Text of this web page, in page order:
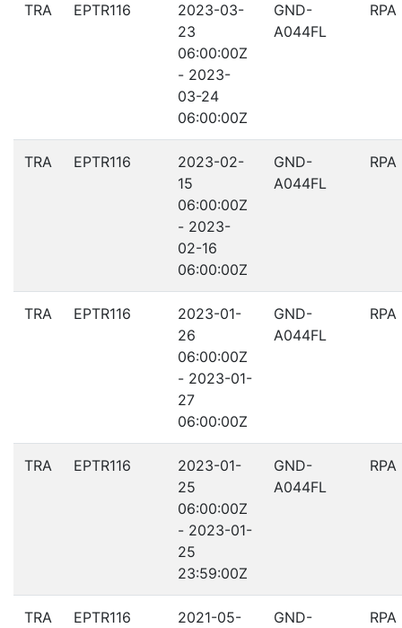
TRA EPTR116
2023-03-
23
06:00:00Z
- 2023-
03-24
06:00:00Z
GND-
A044FL
RPA
TRA EPTR116
2023-02-
15
06:00:00Z
- 2023-
02-16
06:00:00Z
GND-
A044FL
RPA
TRA EPTR116
2023-01-
26
06:00:00Z
- 2023-01-
27
06:00:00Z
GND-
A044FL
RPA
TRA EPTR116
2023-01-
25
06:00:00Z
- 2023-01-
25
23:59:00Z
GND-
A044FL
RPA
TRA EPTR116
2021-05-
GND-
RPA